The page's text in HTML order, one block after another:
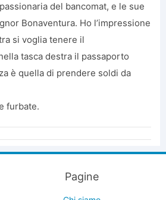
del bancomat, e le sue
Bonaventura. Ho l’impressione
si voglia tenere il
tasca destra il passaporto
è quella di prendere soldi da
furbate.
Pagine